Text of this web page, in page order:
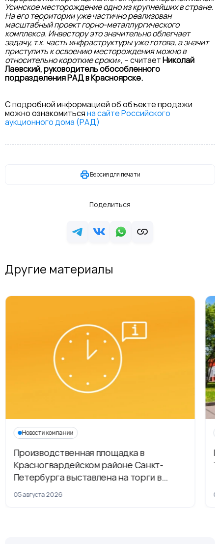
Усинское месторождение одно из крупнейших в стране.
На его территории уже частично реализован
масштабный проект горно-металлургического
комплекса. Инвестору это значительно облегчает
задачу, т.к. часть инфраструктуры уже готова, а значит
приступить к освоению месторождения можно в
относительно короткие сроки», – считаетНиколай
Лаевский, руководитель обособленного
подразделения РАД в Красноярске.
С подробной информацией об объекте продажи
можно ознакомитьсяна сайте Российского
аукционного дома (РАД)
Версия для печати
Поделиться
Другие материалы
Новости компании
Производственная площадка в
Красногвардейском районе Санкт-
Петербурга выставлена на торги в
рамках приватизации
05 августа 2026